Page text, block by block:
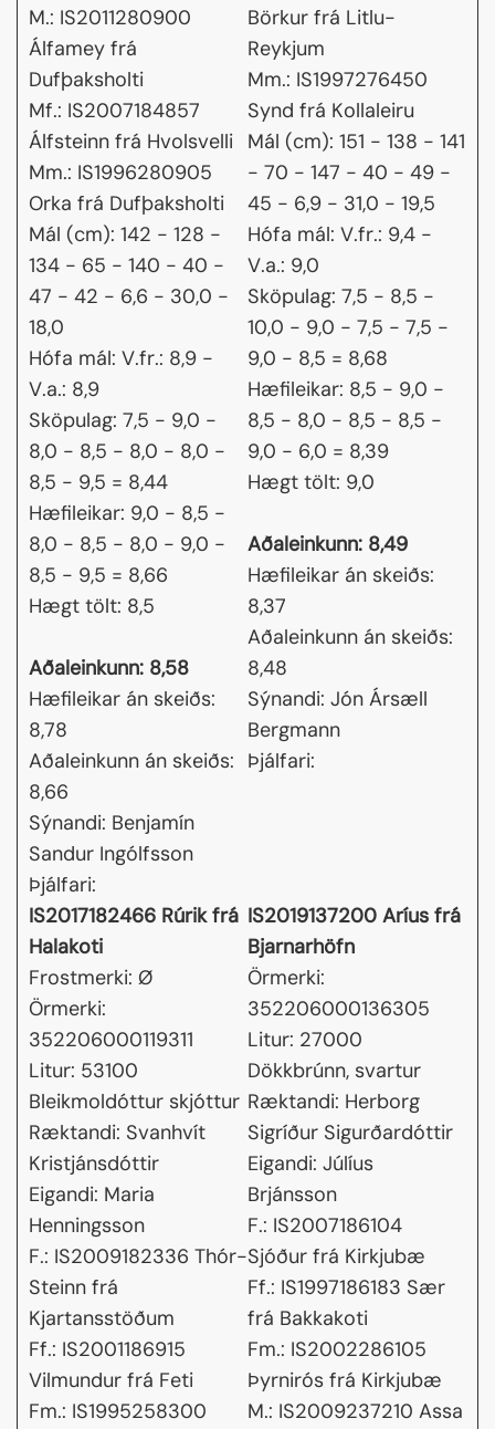
M.: IS2011280900
Álfamey frá
Dufþaksholti
Mf.: IS2007184857
Álfsteinn frá Hvolsvelli
Mm.: IS1996280905
Orka frá Dufþaksholti
Mál (cm): 142 - 128 -
134 - 65 - 140 - 40 -
47 - 42 - 6,6 - 30,0 -
18,0
Hófa mál: V.fr.: 8,9 -
V.a.: 8,9
Sköpulag: 7,5 - 9,0 -
8,0 - 8,5 - 8,0 - 8,0 -
8,5 - 9,5 = 8,44
Hæfileikar: 9,0 - 8,5 -
8,0 - 8,5 - 8,0 - 9,0 -
8,5 - 9,5 = 8,66
Hægt tölt: 8,5
Aðaleinkunn: 8,58
Hæfileikar án skeiðs:
8,78
Aðaleinkunn án skeiðs:
8,66
Sýnandi: Benjamín
Sandur Ingólfsson
Þjálfari:
Börkur frá Litlu-
Reykjum
Mm.: IS1997276450
Synd frá Kollaleiru
Mál (cm): 151 - 138 - 141
- 70 - 147 - 40 - 49 -
45 - 6,9 - 31,0 - 19,5
Hófa mál: V.fr.: 9,4 -
V.a.: 9,0
Sköpulag: 7,5 - 8,5 -
10,0 - 9,0 - 7,5 - 7,5 -
9,0 - 8,5 = 8,68
Hæfileikar: 8,5 - 9,0 -
8,5 - 8,0 - 8,5 - 8,5 -
9,0 - 6,0 = 8,39
Hægt tölt: 9,0
Aðaleinkunn: 8,49
Hæfileikar án skeiðs:
8,37
Aðaleinkunn án skeiðs:
8,48
Sýnandi: Jón Ársæll
Bergmann
Þjálfari:
IS2017182466 Rúrik frá
Halakoti
Frostmerki: Ø
Örmerki:
352206000119311
Litur: 53100
Bleikmoldóttur skjóttur
Ræktandi: Svanhvít
Kristjánsdóttir
Eigandi: Maria
Henningsson
F.: IS2009182336 Thór-
Steinn frá
Kjartansstöðum
Ff.: IS2001186915
Vilmundur frá Feti
Fm.: IS1995258300
IS2019137200 Aríus frá
Bjarnarhöfn
Örmerki:
352206000136305
Litur: 27000
Dökkbrúnn, svartur
Ræktandi: Herborg
Sigríður Sigurðardóttir
Eigandi: Júlíus
Brjánsson
F.: IS2007186104
Sjóður frá Kirkjubæ
Ff.: IS1997186183 Sær
frá Bakkakoti
Fm.: IS2002286105
Þyrnirós frá Kirkjubæ
M.: IS2009237210 Assa